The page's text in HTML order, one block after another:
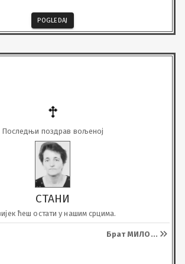
POGLEDAJ
Последњи поздрав вољеној
СТАНИ
ћеш остати у нашим срцима.
Брат МИЛО ...